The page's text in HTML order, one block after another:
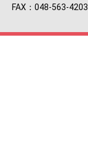
FAX：048-563-4203